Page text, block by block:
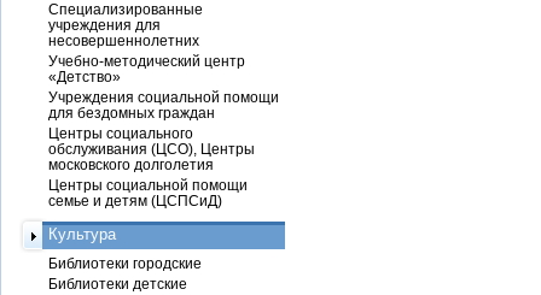
Специализированные
учреждения для
несовершеннолетних
Учебно-методический центр
«Детство»
Учреждения социальной помощи
для бездомных граждан
Центры социального
обслуживания (ЦСО), Центры
московского долголетия
Центры социальной помощи
семье и детям (ЦСПСиД)
Культура
Библиотеки городские
Библиотеки детские